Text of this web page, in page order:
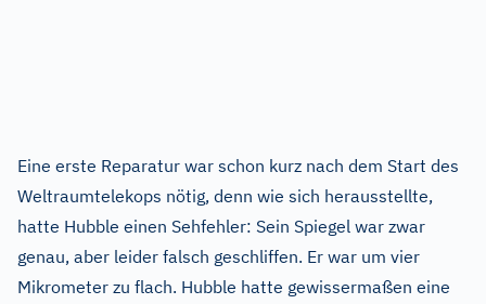
Eine erste Reparatur war schon kurz nach dem Start des
Weltraumtelekops nötig, denn wie sich herausstellte,
hatte Hubble einen Sehfehler: Sein Spiegel war zwar
genau, aber leider falsch geschliffen. Er war um vier
Mikrometer zu flach. Hubble hatte gewissermaßen eine